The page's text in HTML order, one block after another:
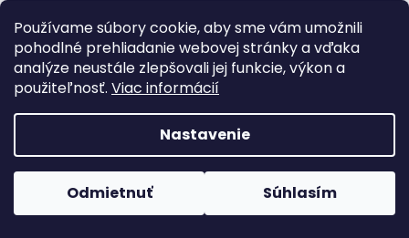
Používame súbory cookie, aby sme vám umožnili
pohodlné prehliadanie webovej stránky a vďaka
analýze neustále zlepšovali jej funkcie, výkon a
použiteľnosť. Viac informácií
Nastavenie
Odmietnuť Súhlasím